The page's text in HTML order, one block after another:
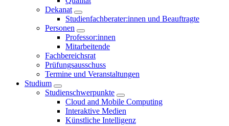
Dekanat
Studienfachberater:innen und Beauftragte
Personen
Professor:innen
Mitarbeitende
Fachbereichsrat
Prüfungsausschuss
Termine und Veranstaltungen
Studium
Studienschwerpunkte
Cloud and Mobile Computing
Interaktive Medien
Künstliche Intelligenz